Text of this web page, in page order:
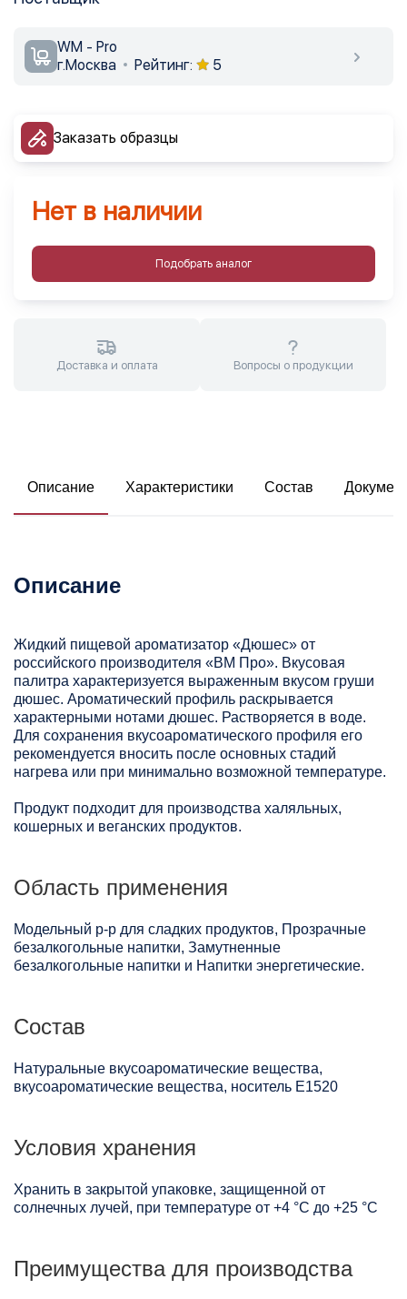
WM - Pro
г.Москва
Рейтинг: 5
Заказать образцы
Нет в наличии
Подобрать аналог
Доставка и оплата Вопросы о продукции
Описание Характеристики Состав
Описание
Жидкий пищевой ароматизатор «Дюшес» от
российского производителя «ВМ Про». Вкусовая
палитра характеризуется выраженным вкусом груши
дюшес. Ароматический профиль раскрывается
характерными нотами дюшес. Растворяется в воде.
Для сохранения вкусоароматического профиля его
рекомендуется вносить после основных стадий
нагрева или при минимально возможной температуре.
Продукт подходит для производства халяльных,
кошерных и веганских продуктов.
Область применения
Модельный р-р для сладких продуктов, Прозрачные
безалкогольные напитки, Замутненные
безалкогольные напитки и Напитки энергетические.
Состав
Натуральные вкусоароматические вещества,
вкусоароматические вещества, носитель Е1520
Условия хранения
Хранить в закрытой упаковке, защищенной от
солнечных лучей, при температуре от +4 °C до +25 °C
Преимущества для производства